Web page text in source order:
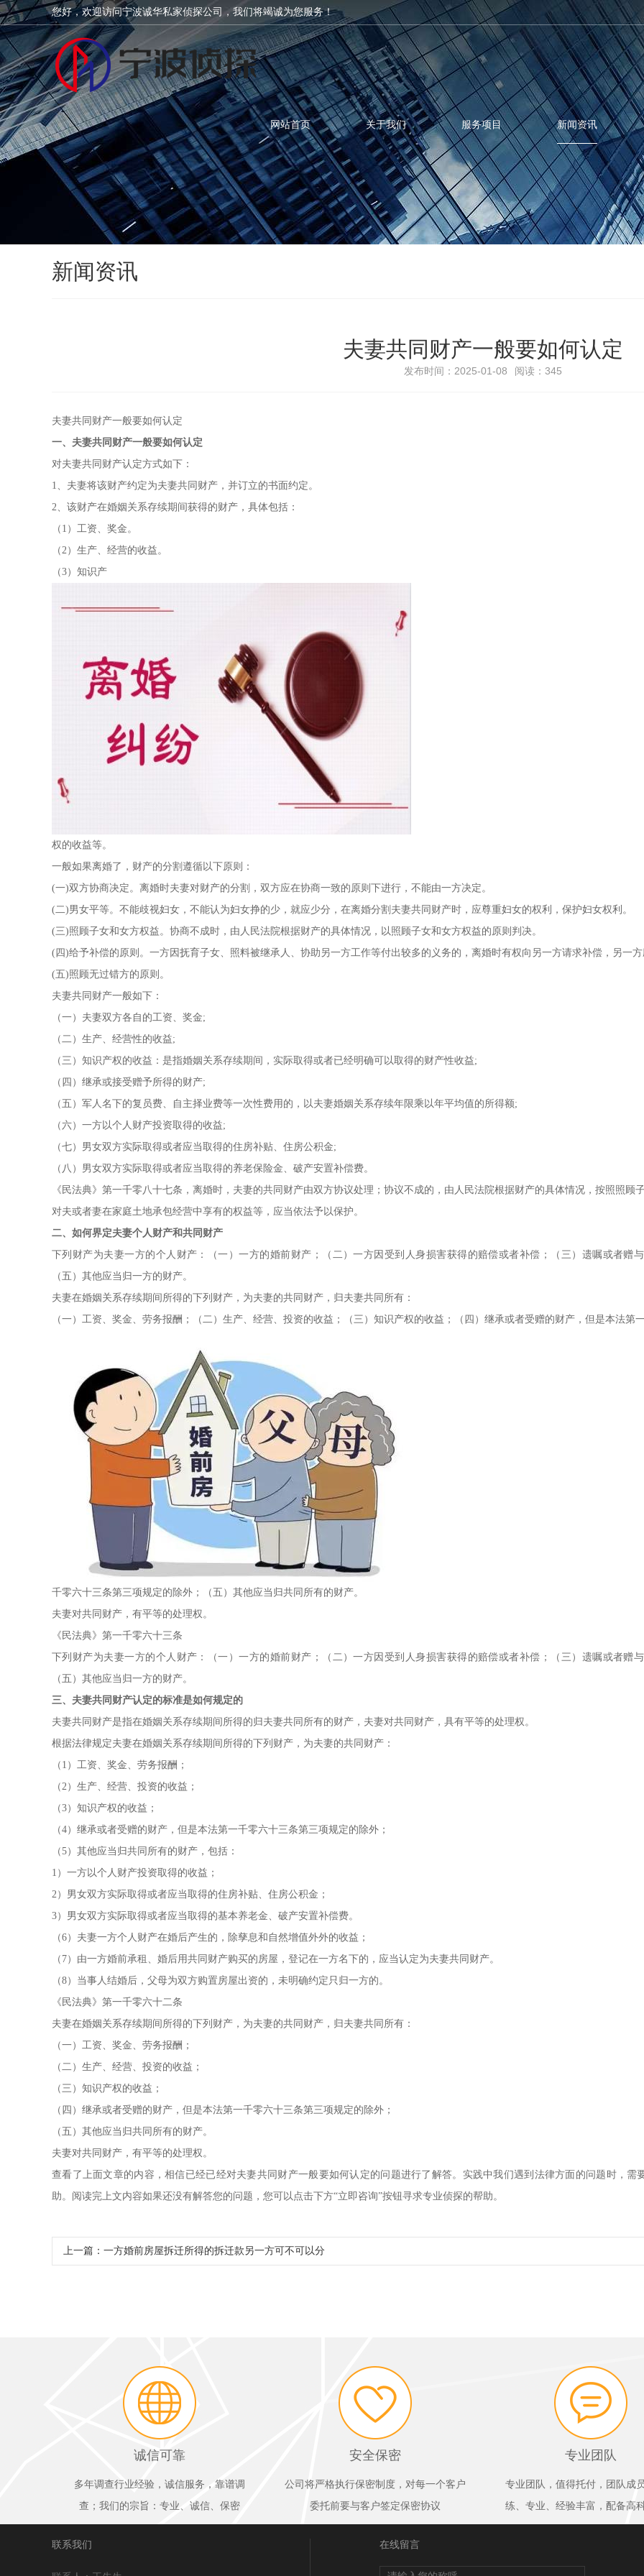
您好，欢迎访问宁波诚华私家侦探公司，我们将竭诚为您服务！
网站首页 关于我们 服务项目 新闻资讯
新闻资讯
夫妻共同财产一般要如何认定
发布时间：2025-01-08 阅读：345
夫妻共同财产一般要如何认定
一、夫妻共同财产一般要如何认定
对夫妻共同财产认定方式如下：
1、夫妻将该财产约定为夫妻共同财产，并订立的书面约定。
2、该财产在婚姻关系存续期间获得的财产，具体包括：
（1）工资、奖金。
（2）生产、经营的收益。
（3）知识产
权的收益等。
一般如果离婚了，财产的分割遵循以下原则：
(一)双方协商决定。离婚时夫妻对财产的分割，双方应在协商一致的原则下进行，不能由一方决定。
(二)男女平等。不能歧视妇女，不能认为妇女挣的少，就应少分，在离婚分割夫妻共同财产时，应尊重妇女的权利，保护妇女权利。
(三)照顾子女和女方权益。协商不成时，由人民法院根据财产的具体情况，以照顾子女和女方权益的原则判决。
(四)给予补偿的原则。一方因抚育子女、照料被继承人、协助另一方工作等付出较多的义务的，离婚时有权向另一方请求补偿，另一方
(五)照顾无过错方的原则。
夫妻共同财产一般如下：
（一）夫妻双方各自的工资、奖金;
（二）生产、经营性的收益;
（三）知识产权的收益：是指婚姻关系存续期间，实际取得或者已经明确可以取得的财产性收益;
（四）继承或接受赠予所得的财产;
（五）军人名下的复员费、自主择业费等一次性费用的，以夫妻婚姻关系存续年限乘以年平均值的所得额;
（六）一方以个人财产投资取得的收益;
（七）男女双方实际取得或者应当取得的住房补贴、住房公积金;
（八）男女双方实际取得或者应当取得的养老保险金、破产安置补偿费。
《民法典》第一千零八十七条，离婚时，夫妻的共同财产由双方协议处理；协议不成的，由人民法院根据财产的具体情况，按照照顾
对夫或者妻在家庭土地承包经营中享有的权益等，应当依法予以保护。
二、如何界定夫妻个人财产和共同财产
下列财产为夫妻一方的个人财产：（一）一方的婚前财产；（二）一方因受到人身损害获得的赔偿或者补偿；（三）遗嘱或者赠
（五）其他应当归一方的财产。
夫妻在婚姻关系存续期间所得的下列财产，为夫妻的共同财产，归夫妻共同所有：
（一）工资、奖金、劳务报酬；（二）生产、经营、投资的收益；（三）知识产权的收益；（四）继承或者受赠的财产，但是本法第
千零六十三条第三项规定的除外；（五）其他应当归共同所有的财产。
夫妻对共同财产，有平等的处理权。
《民法典》第一千零六十三条
下列财产为夫妻一方的个人财产：（一）一方的婚前财产；（二）一方因受到人身损害获得的赔偿或者补偿；（三）遗嘱或者赠
（五）其他应当归一方的财产。
三、夫妻共同财产认定的标准是如何规定的
夫妻共同财产是指在婚姻关系存续期间所得的归夫妻共同所有的财产，夫妻对共同财产，具有平等的处理权。
根据法律规定夫妻在婚姻关系存续期间所得的下列财产，为夫妻的共同财产：
（1）工资、奖金、劳务报酬；
（2）生产、经营、投资的收益；
（3）知识产权的收益；
（4）继承或者受赠的财产，但是本法第一千零六十三条第三项规定的除外；
（5）其他应当归共同所有的财产，包括：
1）一方以个人财产投资取得的收益；
2）男女双方实际取得或者应当取得的住房补贴、住房公积金；
3）男女双方实际取得或者应当取得的基本养老金、破产安置补偿费。
（6）夫妻一方个人财产在婚后产生的，除孳息和自然增值外外的收益；
（7）由一方婚前承租、婚后用共同财产购买的房屋，登记在一方名下的，应当认定为夫妻共同财产。
（8）当事人结婚后，父母为双方购置房屋出资的，未明确约定只归一方的。
《民法典》第一千零六十二条
夫妻在婚姻关系存续期间所得的下列财产，为夫妻的共同财产，归夫妻共同所有：
（一）工资、奖金、劳务报酬；
（二）生产、经营、投资的收益；
（三）知识产权的收益；
（四）继承或者受赠的财产，但是本法第一千零六十三条第三项规定的除外；
（五）其他应当归共同所有的财产。
夫妻对共同财产，有平等的处理权。
查看了上面文章的内容，相信已经已经对夫妻共同财产一般要如何认定的问题进行了解答。实践中我们遇到法律方面的问题时，
助。阅读完上文内容如果还没有解答您的问题，您可以点击下方“立即咨询”按钮寻求专业侦探的帮助。
上一篇： 一方婚前房屋拆迁所得的拆迁款另一方可不可以分
诚信可靠
多年调查行业经验，诚信服务，靠谱调
查；我们的宗旨：专业、诚信、保密
安全保密
公司将严格执行保密制度，对每一个客户
委托前要与客户签定保密协议
专业团队
专业团队，值得托付，团队成
练、专业、经验丰富，配备高
联系我们
在线留言